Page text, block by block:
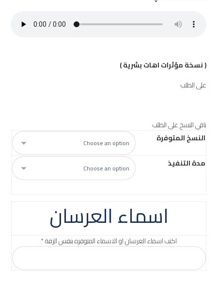
( نسخة مؤثرات اهات بشرية )
على الطلب
باقي النسخ على الطلب
النسخ المتوفرة
مدة التنفيذ
اسماء العرسان
اكتب اسماء العرسان او الاسماء المتوفره بنفس الزفة*